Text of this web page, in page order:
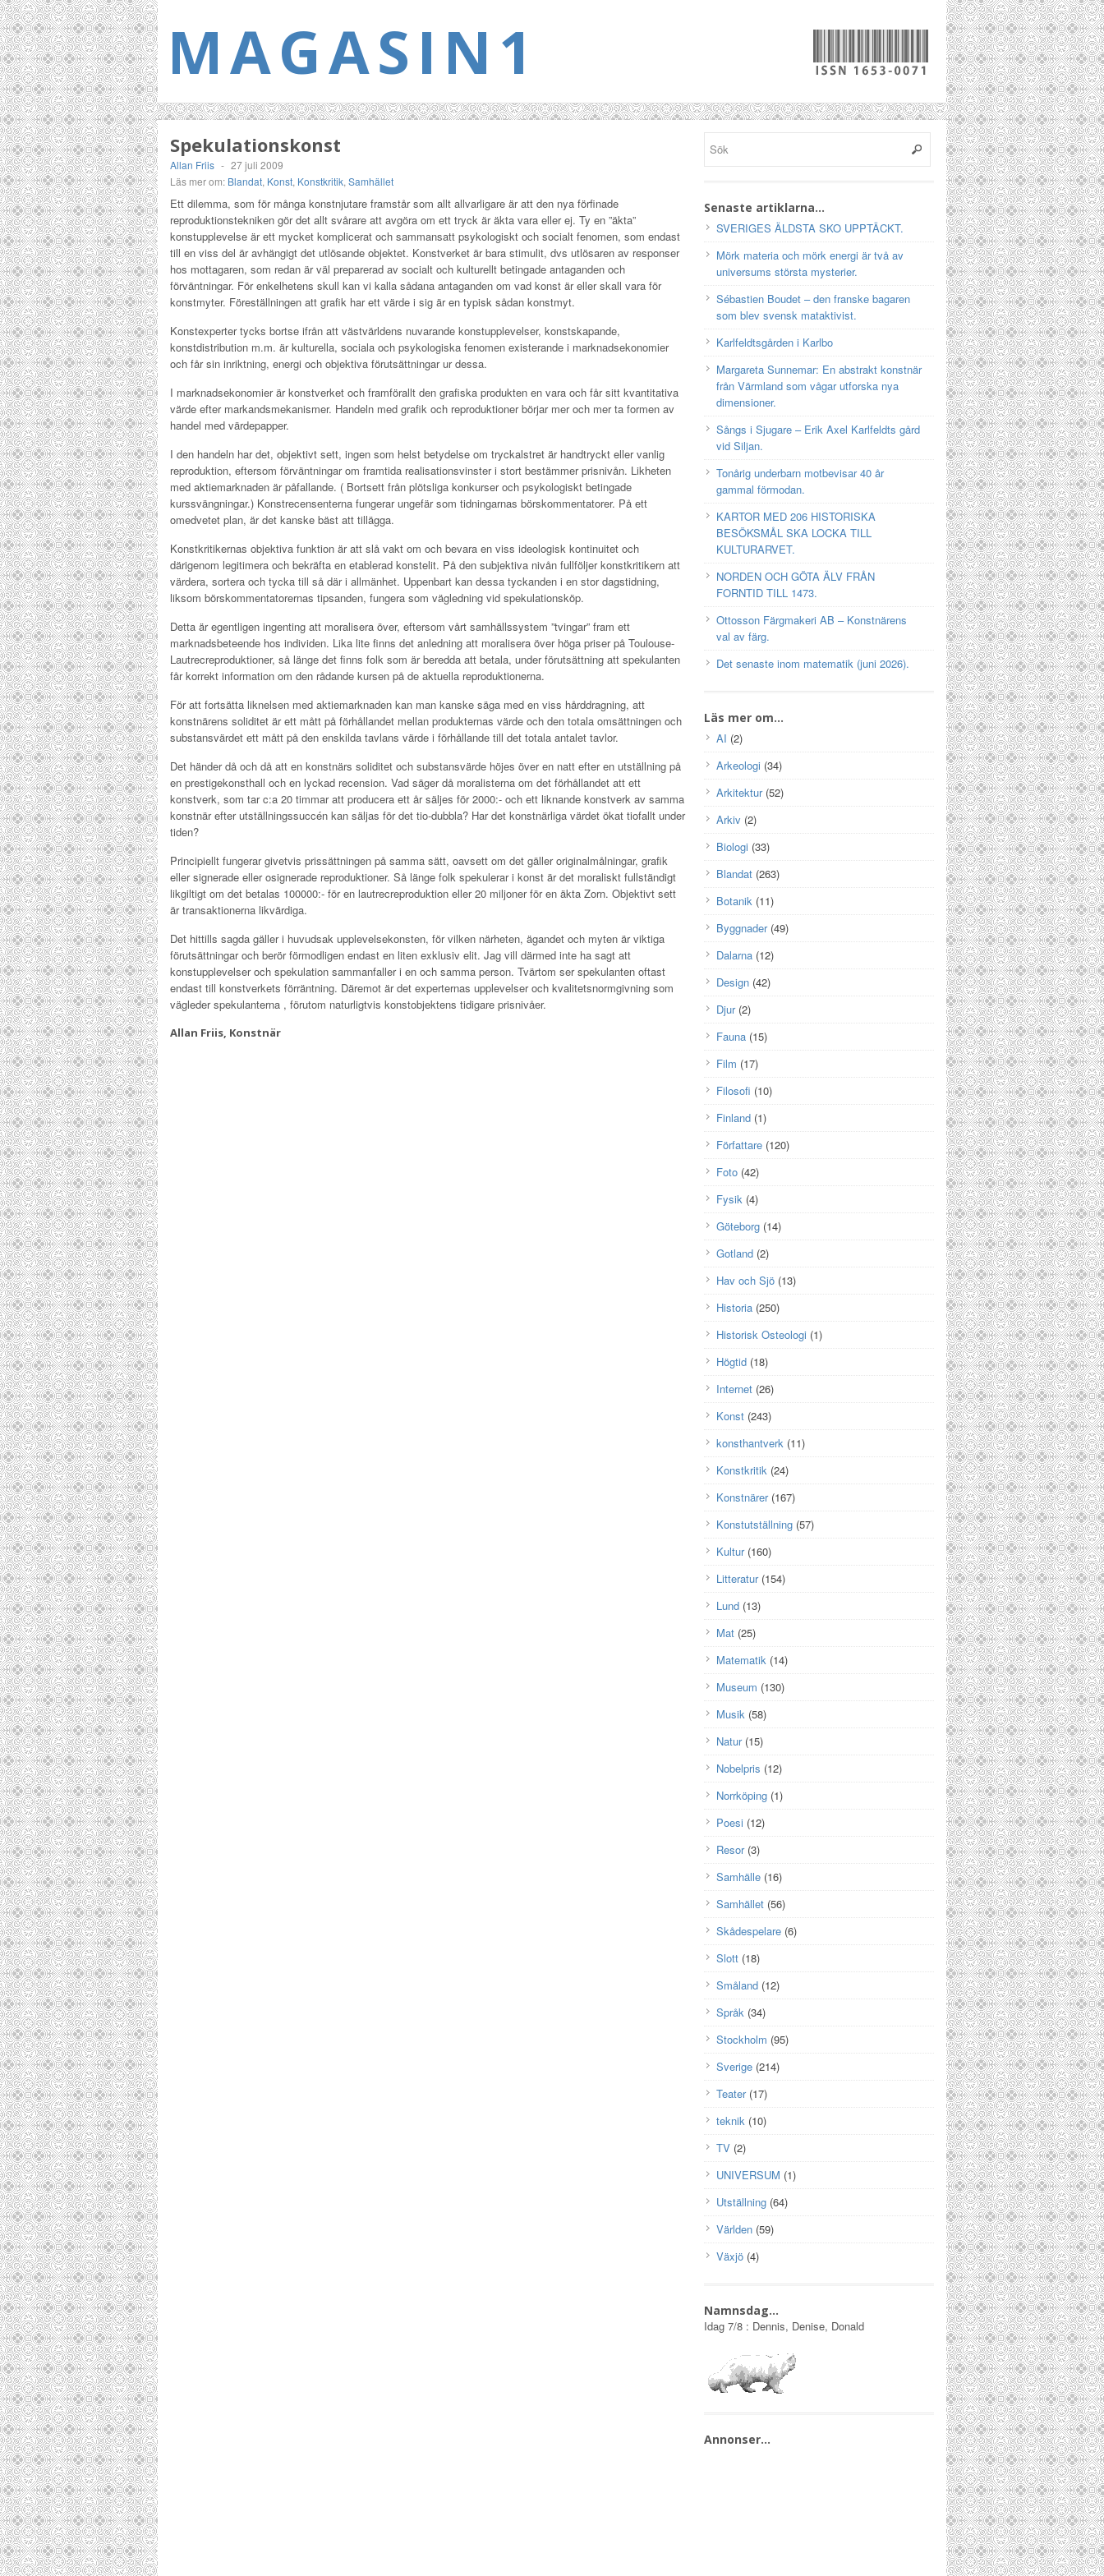
MAGASIN1
Spekulationskonst
Allan Friis - 27 juli 2009
Läs mer om: Blandat, Konst, Konstkritik, Samhället
Ett dilemma, som för många konstnjutare framstår som allt allvarligare är att den nya förfinade
reproduktionstekniken gör det allt svårare att avgöra om ett tryck är äkta vara eller ej. Ty en ”äkta”
konstupplevelse är ett mycket komplicerat och sammansatt psykologiskt och socialt fenomen, som endast
till en viss del är avhängigt det utlösande objektet. Konstverket är bara stimulit, dvs utlösaren av responser
hos mottagaren, som redan är väl preparerad av socialt och kulturellt betingade antaganden och
förväntningar. För enkelhetens skull kan vi kalla sådana antaganden om vad konst är eller skall vara för
konstmyter. Föreställningen att grafik har ett värde i sig är en typisk sådan konstmyt.
Konstexperter tycks bortse ifrån att västvärldens nuvarande konstupplevelser, konstskapande,
konstdistribution m.m. är kulturella, sociala och psykologiska fenomen existerande i marknadsekonomier
och får sin inriktning, energi och objektiva förutsättningar ur dessa.
I marknadsekonomier är konstverket och framförallt den grafiska produkten en vara och får sitt kvantitativa
värde efter markandsmekanismer. Handeln med grafik och reproduktioner börjar mer och mer ta formen av
handel med värdepapper.
I den handeln har det, objektivt sett, ingen som helst betydelse om tryckalstret är handtryckt eller vanlig
reproduktion, eftersom förväntningar om framtida realisationsvinster i stort bestämmer prisnivån. Likheten
med aktiemarknaden är påfallande. ( Bortsett från plötsliga konkurser och psykologiskt betingade
kurssvängningar.) Konstrecensenterna fungerar ungefär som tidningarnas börskommentatorer. På ett
omedvetet plan, är det kanske bäst att tillägga.
Konstkritikernas objektiva funktion är att slå vakt om och bevara en viss ideologisk kontinuitet och
därigenom legitimera och bekräfta en etablerad konstelit. På den subjektiva nivån fullföljer konstkritikern att
värdera, sortera och tycka till så där i allmänhet. Uppenbart kan dessa tyckanden i en stor dagstidning,
liksom börskommentatorernas tipsanden, fungera som vägledning vid spekulationsköp.
Detta är egentligen ingenting att moralisera över, eftersom vårt samhällssystem ”tvingar” fram ett
marknadsbeteende hos individen. Lika lite finns det anledning att moralisera över höga priser på Toulouse-
Lautrecreproduktioner, så länge det finns folk som är beredda att betala, under förutsättning att spekulanten
får korrekt information om den rådande kursen på de aktuella reproduktionerna.
För att fortsätta liknelsen med aktiemarknaden kan man kanske säga med en viss hårddragning, att
konstnärens soliditet är ett mått på förhållandet mellan produkternas värde och den totala omsättningen och
substansvärdet ett mått på den enskilda tavlans värde i förhållande till det totala antalet tavlor.
Det händer då och då att en konstnärs soliditet och substansvärde höjes över en natt efter en utställning på
en prestigekonsthall och en lyckad recension. Vad säger då moralisterna om det förhållandet att ett
konstverk, som tar c:a 20 timmar att producera ett år säljes för 2000:- och ett liknande konstverk av samma
konstnär efter utställningssuccén kan säljas för det tio-dubbla? Har det konstnärliga värdet ökat tiofallt under
tiden?
Principiellt fungerar givetvis prissättningen på samma sätt, oavsett om det gäller originalmålningar, grafik
eller signerade eller osignerade reproduktioner. Så länge folk spekulerar i konst är det moraliskt fullständigt
likgiltigt om det betalas 100000:- för en lautrecreproduktion eller 20 miljoner för en äkta Zorn. Objektivt sett
är transaktionerna likvärdiga.
Det hittills sagda gäller i huvudsak upplevelsekonsten, för vilken närheten, ägandet och myten är viktiga
förutsättningar och berör förmodligen endast en liten exklusiv elit. Jag vill därmed inte ha sagt att
konstupplevelser och spekulation sammanfaller i en och samma person. Tvärtom ser spekulanten oftast
endast till konstverkets förräntning. Däremot är det experternas upplevelser och kvalitetsnormgivning som
vägleder spekulanterna , förutom naturligtvis konstobjektens tidigare prisnivåer.
Allan Friis, Konstnär
Senaste artiklarna…
SVERIGES ÄLDSTA SKO UPPTÄCKT.
Mörk materia och mörk energi är två av
universums största mysterier.
Sébastien Boudet – den franske bagaren
som blev svensk mataktivist.
Karlfeldtsgården i Karlbo
Margareta Sunnemar: En abstrakt konstnär
från Värmland som vågar utforska nya
dimensioner.
Sångs i Sjugare – Erik Axel Karlfeldts gård
vid Siljan.
Tonårig underbarn motbevisar 40 år
gammal förmodan.
KARTOR MED 206 HISTORISKA
BESÖKSMÅL SKA LOCKA TILL
KULTURARVET.
NORDEN OCH GÖTA ÄLV FRÅN
FORNTID TILL 1473.
Ottosson Färgmakeri AB – Konstnärens
val av färg.
Det senaste inom matematik (juni 2026).
Läs mer om…
AI (2)
Arkeologi (34)
Arkitektur(52)
Arkiv (2)
Biologi (33)
Blandat (263)
Botanik (11)
Byggnader(49)
Dalarna (12)
Design (42)
Djur(2)
Fauna (15)
Film (17)
Filosofi (10)
Finland (1)
Författare (120)
Foto (42)
Fysik (4)
Göteborg (14)
Gotland (2)
Hav och Sjö (13)
Historia (250)
Historisk Osteologi (1)
Högtid (18)
Internet (26)
Konst (243)
konsthantverk (11)
Konstkritik (24)
Konstnärer(167)
Konstutställning (57)
Kultur(160)
Litteratur(154)
Lund (13)
Mat (25)
Matematik (14)
Museum (130)
Musik (58)
Natur(15)
Nobelpris (12)
Norrköping (1)
Poesi (12)
Resor(3)
Samhälle (16)
Samhället (56)
Skådespelare (6)
Slott (18)
Småland (12)
Språk (34)
Stockholm (95)
Sverige (214)
Teater(17)
teknik (10)
TV (2)
UNIVERSUM (1)
Utställning (64)
Världen (59)
Växjö (4)
Namnsdag…
Idag 7/8 : Dennis, Denise, Donald
Annonser…